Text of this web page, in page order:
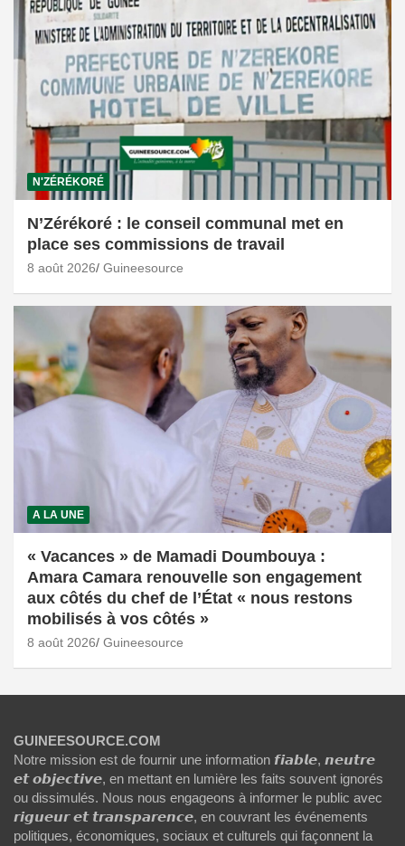
N'ZÉRÉKORÉ
N’Zérékoré : le conseil communal met en
place ses commissions de travail
8 août 2026 Guineesource
A LA UNE
« Vacances » de Mamadi Doumbouya :
Amara Camara renouvelle son engagement
aux côtés du chef de l’État « nous restons
mobilisés à vos côtés »
8 août 2026 Guineesource
GUINEESOURCE.COM
Notre mission est de fournir une information 𝙛𝙞𝙖𝙗𝙡𝙚, 𝙣𝙚𝙪𝙩𝙧𝙚
𝙚𝙩 𝙤𝙗𝙟𝙚𝙘𝙩𝙞𝙫𝙚, en mettant en lumière les faits souvent ignorés
ou dissimulés. Nous nous engageons à informer le public avec
𝙧𝙞𝙜𝙪𝙚𝙪𝙧 𝙚𝙩 𝙩𝙧𝙖𝙣𝙨𝙥𝙖𝙧𝙚𝙣𝙘𝙚, en couvrant les événements
politiques, économiques, sociaux et culturels qui façonnent la